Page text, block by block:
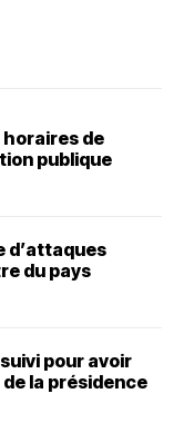
horaires de
publique
d’attaques
du pays
pour avoir
la présidence